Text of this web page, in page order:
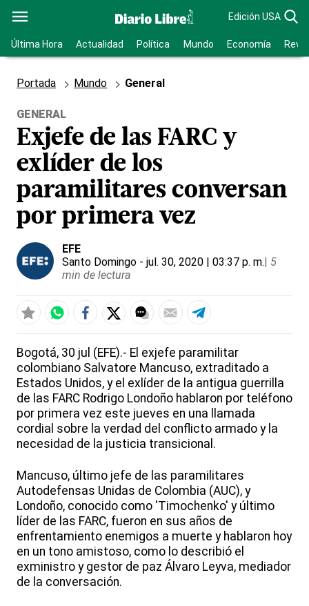
Edición USA
Última Hora Actualidad Política Mundo Economía
Portada Mundo General
GENERAL
Exjefe de las FARC y
exlíder de los
paramilitares conversan
por primera vez
EFE
Santo Domingo - jul. 30, 2020 | 03:37 p. m.| 5
min de lectura
Bogotá, 30 jul (EFE).- El exjefe paramilitar
colombiano Salvatore Mancuso, extraditado a
Estados Unidos, y el exlíder de la antigua guerrilla
de las FARC Rodrigo Londoño hablaron por teléfono
por primera vez este jueves en una llamada
cordial sobre la verdad del conflicto armado y la
necesidad de la justicia transicional.
Mancuso, último jefe de las paramilitares
Autodefensas Unidas de Colombia (AUC), y
Londoño, conocido como 'Timochenko' y último
líder de las FARC, fueron en sus años de
enfrentamiento enemigos a muerte y hablaron hoy
en un tono amistoso, como lo describió el
exministro y gestor de paz Álvaro Leyva, mediador
de la conversación.